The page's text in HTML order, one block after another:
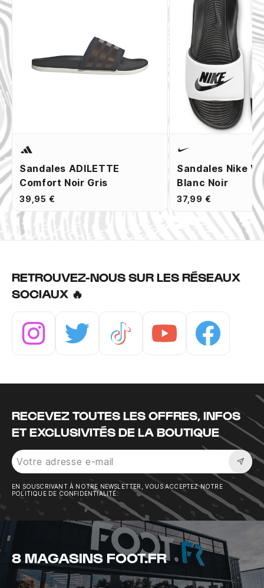
Sandales ADILETTE
Comfort Noir Gris
39,95 €
Sandales Nike
Blanc Noir
37,99 €
RETROUVEZ-NOUS SUR LES RÉSEAUX
SOCIAUX 🔥
RECEVEZ TOUTES LES OFFRES, INFOS
ET EXCLUSIVITÉS DE LA BOUTIQUE
EN SOUSCRIVANT À NOTRE NEWSLETTER, VOUS ACCEPTEZ NOTRE
POLITIQUE DE CONFIDENTIALITÉ.
8 MAGASINS FOOT.FR